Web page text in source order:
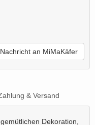
Nachricht an MiMaKäfer
& Versand
Dekoration,